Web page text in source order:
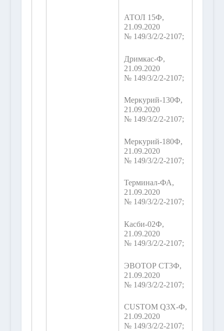
АТОЛ 15Ф,
21.09.2020
№ 149/3/2/2-2107;
Дримкас-Ф,
21.09.2020
№ 149/3/2/2-2107;
Меркурий-130Ф,
21.09.2020
№ 149/3/2/2-2107;
Меркурий-180Ф,
21.09.2020
№ 149/3/2/2-2107;
Терминал-ФА,
21.09.2020
№ 149/3/2/2-2107;
Касби-02Ф,
21.09.2020
№ 149/3/2/2-2107;
ЭВОТОР СТ3Ф,
21.09.2020
№ 149/3/2/2-2107;
CUSTOM Q3X-Ф,
21.09.2020
№ 149/3/2/2-2107;